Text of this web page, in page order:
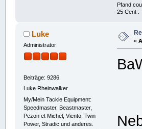
Pfand
25 Cent :
Luke
Administrator
Beiträge: 9286
Luke Rheinwalker
My/Mein Tackle Equipment:
Speedmaster, Beastmaster,
Pezon et Michel, Viento, Twin
Power, Stradic und anderes.
«